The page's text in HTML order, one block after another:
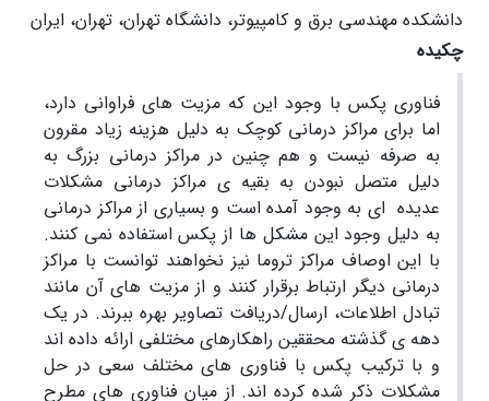
دانشکده مهندسی برق و کامپیوتر، دانشگاه تهران، تهران، ایران
چکیده
فناوری پکس با وجود این که مزیت های فراوانی دارد،
اما برای مراکز درمانی کوچک به دلیل هزینه زیاد مقرون
به صرفه نیست و هم چنین در مراکز درمانی بزرگ به
دلیل متصل نبودن به بقیه ی مراکز درمانی مشکلات
عدیده ای به وجود آمده است و بسیاری از مراکز درمانی
به دلیل وجود این مشکل ها از پکس استفاده نمی کنند.
با این اوصاف مراکز تروما نیز نخواهند توانست با مراکز
درمانی دیگر ارتباط برقرار کنند و از مزیت های آن مانند
تبادل اطلاعات، ارسال/دریافت تصاویر بهره ببرند. در یک
دهه ی گذشته محققین راهکارهای مختلفی ارائه داده اند
و با ترکیب پکس با فناوری های مختلف سعی در حل
مشکلات ذکر شده کرده اند. از میان فناوری های مطرح